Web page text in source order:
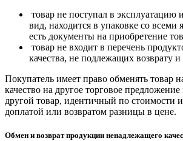
товар не поступал в эксплуатацию
вид, находится в упаковке со всеми
есть документы на приобретение
товар не входит в перечень
качества, не подлежащих возврату и
Покупатель имеет право обменять товар
качество на другое торговое предложение
другой товар, идентичный по стоимости
доплатой или возвратом разницы в цене.
Обмен и возврат продукции ненадлежащего